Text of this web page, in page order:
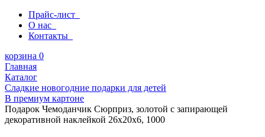
Прайс-лист
О нас
Контакты
корзина 0
Главная
Каталог
Сладкие новогодние подарки для детей
В премиум картоне
Подарок Чемоданчик Сюрприз, золотой с запирающей
декоративной наклейкой 26х20х6, 1000